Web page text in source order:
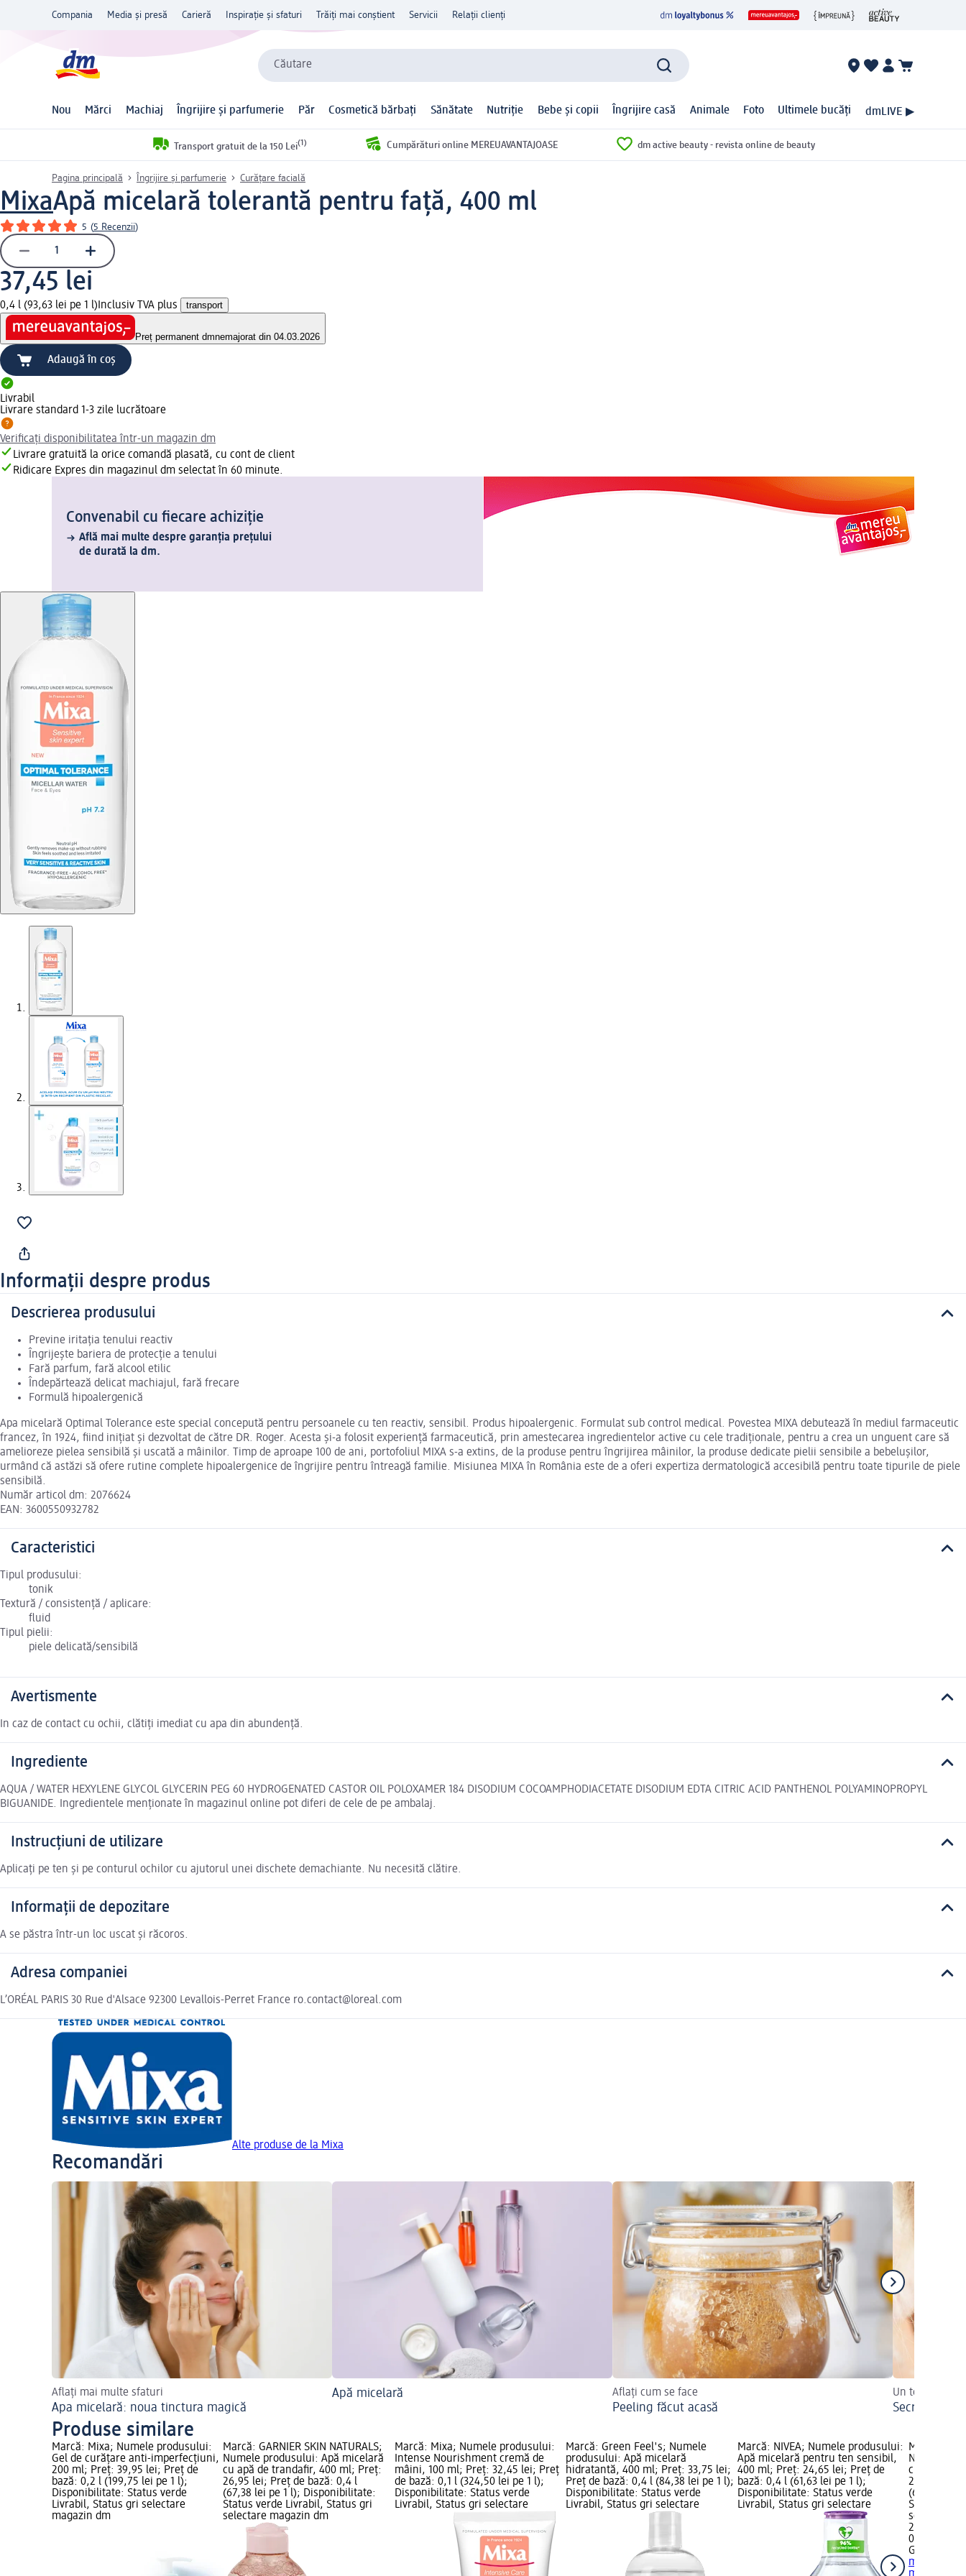
Compania Media și presă Carieră Inspirație și sfaturi Trăiți mai conștient Servicii Relații clienți
Căutare
Nou Mărci Machiaj Îngrijire și parfumerie Păr Cosmetică bărbați Sănătate Nutriție Bebe și copii Îngrijire casă Animale Foto Ultimele bucăți dmLIVE ▶
Transport gratuit de la 150 Lei(1) Cumpărături online MEREUAVANTAJOASE dm active beauty - revista online de beauty
Pagina principală Îngrijire și parfumerie Curățare facială
MixaApă micelară tolerantă pentru față, 400 ml
5 (5 Recenzii)
37,45 lei
0,4 l (93,63 lei pe 1 l) Inclusiv TVA plus transport
Preț permanent dmnemajorat din 04.03.2026
Adaugă în coș
Livrabil
Livrare standard 1-3 zile lucrătoare
Verificați disponibilitatea într-un magazin dm
Livrare gratuită la orice comandă plasată, cu cont de client
Ridicare Expres din magazinul dm selectat în 60 minute.
Convenabil cu fiecare achiziție
Află mai multe despre garanția prețului
de durată la dm.
Informații despre produs
Descrierea produsului
Previne iritația tenului reactiv
Îngrijește bariera de protecție a tenului
Fară parfum, fară alcool etilic
Îndepărtează delicat machiajul, fară frecare
Formulă hipoalergenică
Apa micelară Optimal Tolerance este special concepută pentru persoanele cu ten reactiv, sensibil. Produs hipoalergenic. Formulat sub control medical. Povestea MIXA debutează în mediul farmaceutic
francez, în 1924, fiind inițiat și dezvoltat de către DR. Roger. Acesta și-a folosit experiență farmaceutică, prin amestecarea ingredientelor active cu cele tradiționale, pentru a crea un unguent care să
amelioreze pielea sensibilă și uscată a mâinilor. Timp de aproape 100 de ani, portofoliul MIXA s-a extins, de la produse pentru îngrijirea mâinilor, la produse dedicate pielii sensibile a bebelușilor,
urmând că astăzi să ofere rutine complete hipoalergenice de îngrijire pentru întreagă familie. Misiunea MIXA în România este de a oferi expertiza dermatologică accesibilă pentru toate tipurile de piele
sensibilă.
Număr articol dm: 2076624
EAN: 3600550932782
Caracteristici
Tipul produsului:
tonik
Textură / consistență / aplicare:
fluid
Tipul pielii:
piele delicată/sensibilă
Avertismente
In caz de contact cu ochii, clătiți imediat cu apa din abundență.
Ingrediente
AQUA / WATER HEXYLENE GLYCOL GLYCERIN PEG 60 HYDROGENATED CASTOR OIL POLOXAMER 184 DISODIUM COCOAMPHODIACETATE DISODIUM EDTA CITRIC ACID PANTHENOL POLYAMINOPROPYL
BIGUANIDE. Ingredientele menționate în magazinul online pot diferi de cele de pe ambalaj.
Instrucțiuni de utilizare
Aplicați pe ten și pe conturul ochilor cu ajutorul unei dischete demachiante. Nu necesită clătire.
Informații de depozitare
A se păstra într-un loc uscat și răcoros.
Adresa companiei
L’ORÉAL PARIS 30 Rue d'Alsace 92300 Levallois-Perret France ro.contact@loreal.com
Alte produse de la Mixa
Recomandări
Aflați mai multe sfaturi
Apa micelară: noua tinctura magică
Apă micelară Aflați cum se face
Peeling făcut acasă
Un ten perfect
Secretul
Produse similare
Marcă: Mixa; Numele produsului:
Gel de curățare anti-imperfecțiuni,
200 ml; Preț: 39,95 lei; Preț de
bază: 0,2 l (199,75 lei pe 1 l);
Disponibilitate: Status verde
Livrabil, Status gri selectare
magazin dm
Marcă: GARNIER SKIN NATURALS;
Numele produsului: Apă micelară
cu apă de trandafir, 400 ml; Preț:
26,95 lei; Preț de bază: 0,4 l
(67,38 lei pe 1 l); Disponibilitate:
Status verde Livrabil, Status gri
selectare magazin dm
Marcă: Mixa; Numele produsului:
Intense Nourishment cremă de
mâini, 100 ml; Preț: 32,45 lei; Preț
de bază: 0,1 l (324,50 lei pe 1 l);
Disponibilitate: Status verde
Livrabil, Status gri selectare
Marcă: Green Feel's; Numele
produsului: Apă micelară
hidratantă, 400 ml; Preț: 33,75 lei;
Preț de bază: 0,4 l (84,38 lei pe 1 l);
Disponibilitate: Status verde
Livrabil, Status gri selectare
Marcă: NIVEA; Numele produsului:
Apă micelară pentru ten sensibil,
400 ml; Preț: 24,65 lei; Preț de
bază: 0,4 l (61,63 lei pe 1 l);
Disponibilitate: Status verde
Livrabil, Status gri selectare
Marcă:
Numele
cu efect de
26,95 lei;
(67,38 lei
Status
selectare
26,95 lei
0,4 l (67,38
GARNIER
micelară